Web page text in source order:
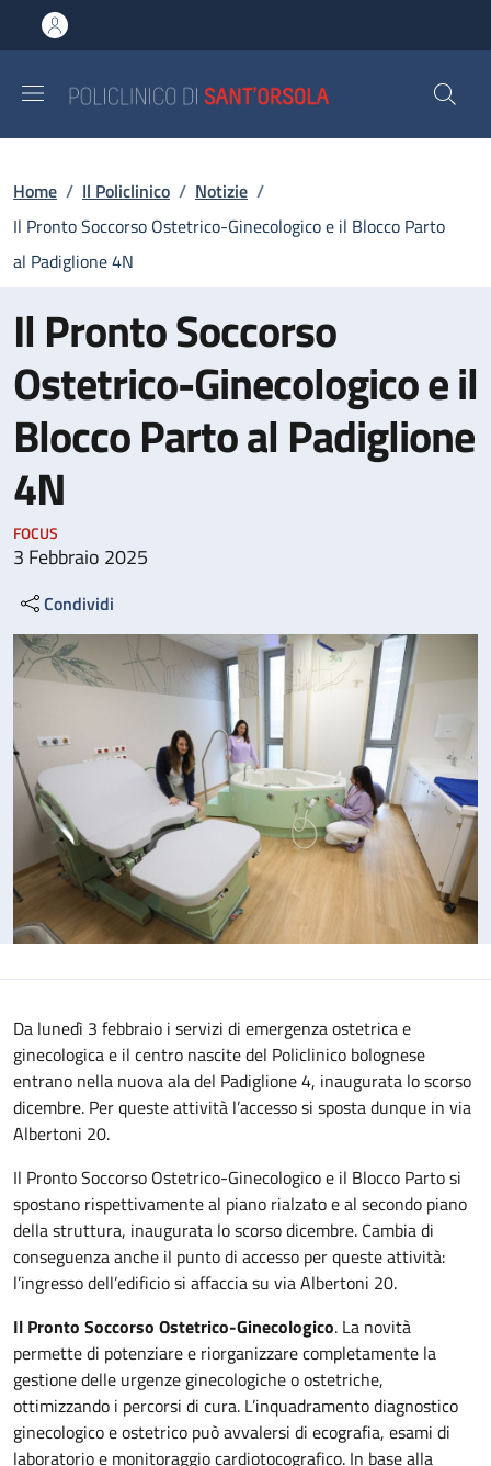
al contenuto principale
to footer content
Briciole di pane
Home / Il Policlinico / Notizie /
Il Pronto Soccorso Ostetrico-Ginecologico e il Blocco Parto
al Padiglione 4N
Il Pronto Soccorso
Ostetrico-Ginecologico e il
Blocco Parto al Padiglione
4N
FOCUS
3 Febbraio 2025
Condividi
Da lunedì 3 febbraio i servizi di emergenza ostetrica e
ginecologica e il centro nascite del Policlinico bolognese
entrano nella nuova ala del Padiglione 4, inaugurata lo scorso
dicembre. Per queste attività l’accesso si sposta dunque in via
Albertoni 20.
Il Pronto Soccorso Ostetrico-Ginecologico e il Blocco Parto si
spostano rispettivamente al piano rialzato e al secondo piano
della struttura, inaugurata lo scorso dicembre. Cambia di
conseguenza anche il punto di accesso per queste attività:
l’ingresso dell’edificio si affaccia su via Albertoni 20.
Il Pronto Soccorso Ostetrico-Ginecologico. La novità
permette di potenziare e riorganizzare completamente la
gestione delle urgenze ginecologiche o ostetriche,
ottimizzando i percorsi di cura. L’inquadramento diagnostico
ginecologico e ostetrico può avvalersi di ecografia, esami di
laboratorio e monitoraggio cardiotocografico. In base alla